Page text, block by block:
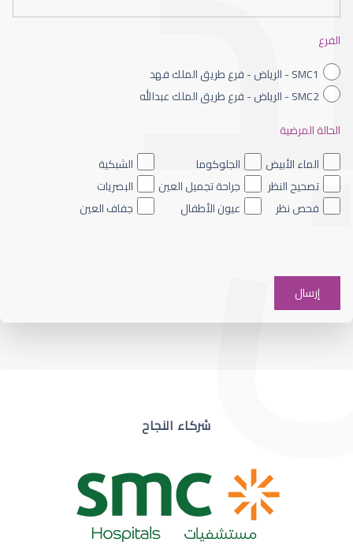
ضعف نظر الاطفال
ضعف نظر العين اليسرى
ضعف نظر مفاجئ
الفرع
SMC1 - الرياض - فرع طريق الملك فهد
SMC2 - الرياض - فرع طريق الملك عبدالله
الحالة المرضية
الماء الأبيض
الجلوكوما
الشبكية
تصحيح النظر
جراحة تجميل العين
البصريات
فحص نظر
عيون الأطفال جفاف العين
شركاء النجاح